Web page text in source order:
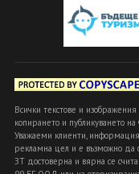
Всички текстове и
копирането и публикуването
Уважаеми клиенти,
рекламна цел и е възможно да
ЗТ достоверна и вярна се